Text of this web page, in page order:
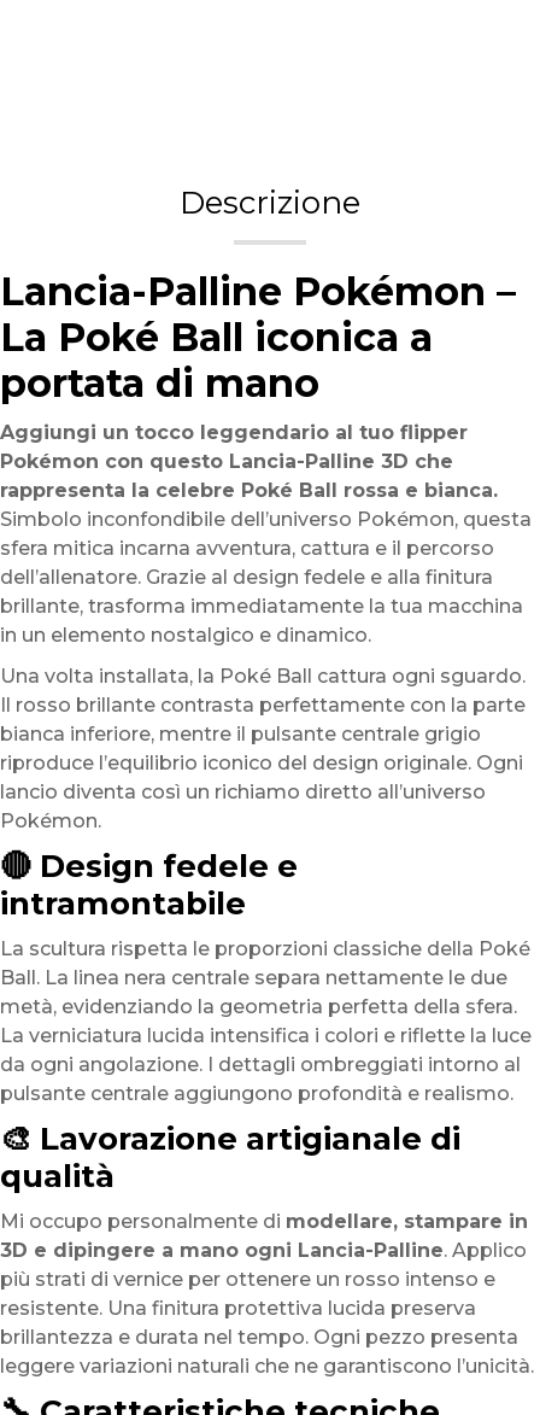
Descrizione
Lancia-Palline Pokémon –
La Poké Ball iconica a
portata di mano
Aggiungi un tocco leggendario al tuo flipper
Pokémon con questo Lancia-Palline 3D che
rappresenta la celebre Poké Ball rossa e bianca.
Simbolo inconfondibile dell’universo Pokémon, questa
sfera mitica incarna avventura, cattura e il percorso
dell’allenatore. Grazie al design fedele e alla finitura
brillante, trasforma immediatamente la tua macchina
in un elemento nostalgico e dinamico.
Una volta installata, la Poké Ball cattura ogni sguardo.
Il rosso brillante contrasta perfettamente con la parte
bianca inferiore, mentre il pulsante centrale grigio
riproduce l’equilibrio iconico del design originale. Ogni
lancio diventa così un richiamo diretto all’universo
Pokémon.
🔴 Design fedele e
intramontabile
La scultura rispetta le proporzioni classiche della Poké
Ball. La linea nera centrale separa nettamente le due
metà, evidenziando la geometria perfetta della sfera.
La verniciatura lucida intensifica i colori e riflette la luce
da ogni angolazione. I dettagli ombreggiati intorno al
pulsante centrale aggiungono profondità e realismo.
🎨 Lavorazione artigianale di
qualità
Mi occupo personalmente di modellare, stampare in
3D e dipingere a mano ogni Lancia-Palline. Applico
più strati di vernice per ottenere un rosso intenso e
resistente. Una finitura protettiva lucida preserva
brillantezza e durata nel tempo. Ogni pezzo presenta
leggere variazioni naturali che ne garantiscono l’unicità.